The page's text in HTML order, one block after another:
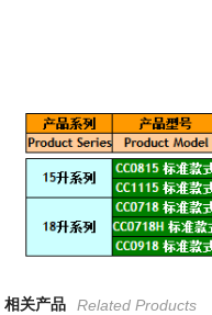
相关产品 Related Products